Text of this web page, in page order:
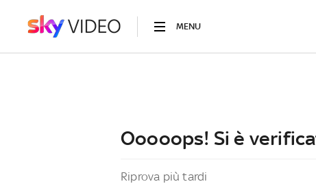
MENU
Ooooops! Si è
Riprova più tardi